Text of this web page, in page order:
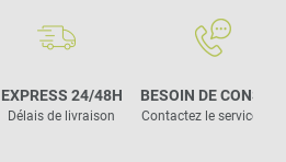
EXPRESS 24/48H
Délais de livraison
BESOIN DE CONSEIL
Contactez le service